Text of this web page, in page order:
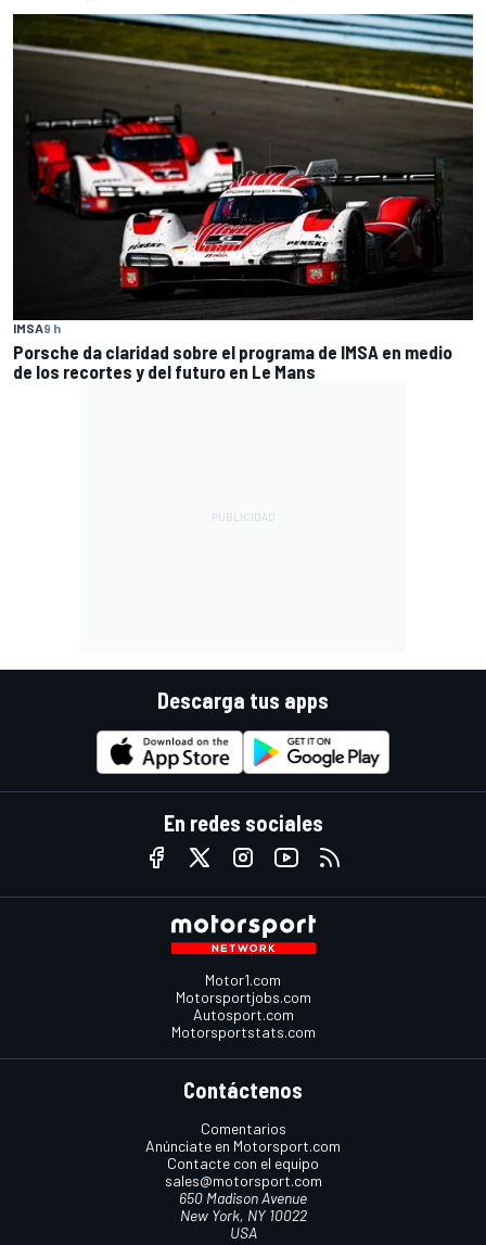
IMSA9 h
Porsche da claridad sobre el programa de IMSA en medio
de los recortes y del futuro en Le Mans
Descarga tus apps
En redes sociales
Motor1.com
Motorsportjobs.com
Autosport.com
Motorsportstats.com
Contáctenos
Comentarios
Anúnciate en Motorsport.com
Contacte con el equipo
sales@motorsport.com
650 Madison Avenue
New York, NY 10022
USA